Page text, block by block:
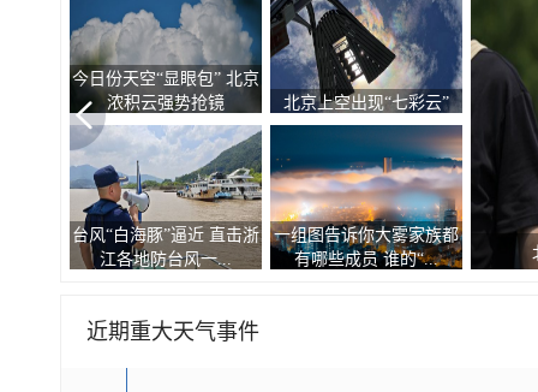
今日份天空“显眼包” 北京
浓积云强势抢镜
北京上空出现“七彩云”
台风“白海豚”逼近 直击浙
江各地防台风一...
一组图告诉你大雾家族都
有哪些成员 谁的“...
近期重大天气事件